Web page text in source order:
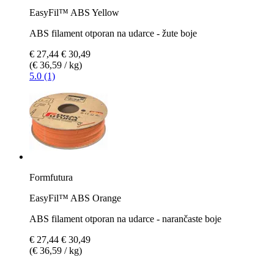
EasyFil™ ABS Yellow
ABS filament otporan na udarce - žute boje
€ 27,44 € 30,49
(€ 36,59 / kg)
5.0 (1)
Formfutura
EasyFil™ ABS Orange
ABS filament otporan na udarce - narančaste boje
€ 27,44 € 30,49
(€ 36,59 / kg)